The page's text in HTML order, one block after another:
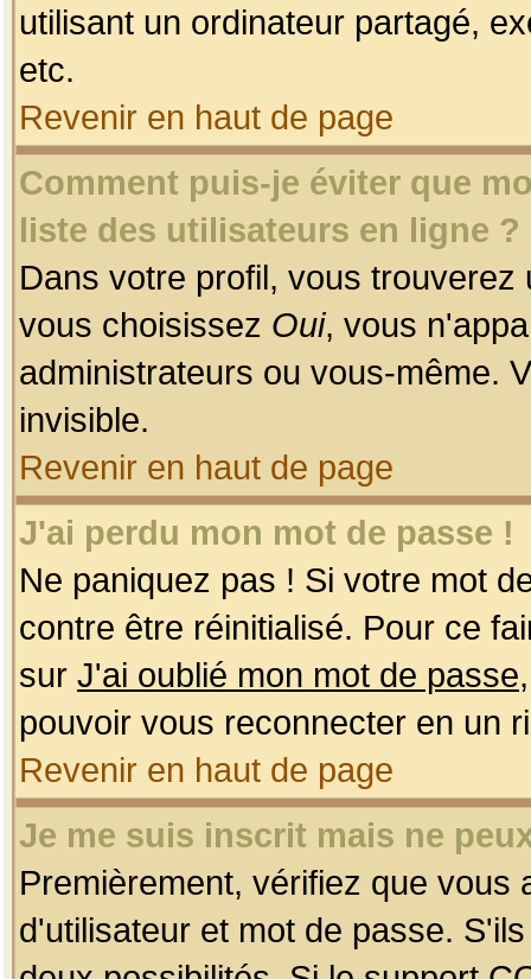
utilisant un ordinateur partagé,
etc.
Revenir en haut de page
Comment puis-je éviter que
liste des utilisateurs en ligne ?
Dans votre profil, vous
vous choisissez Oui, vous
administrateurs ou vous-même.
invisible.
Revenir en haut de page
J'ai perdu mon mot de passe !
Ne paniquez pas ! Si votre mot
contre être réinitialisé. Pour ce
sur J'ai oublié mon mot de passe
pouvoir vous reconnecter en un
Revenir en haut de page
Je me suis inscrit mais ne
Premièrement, vérifiez que
d'utilisateur et mot de passe.